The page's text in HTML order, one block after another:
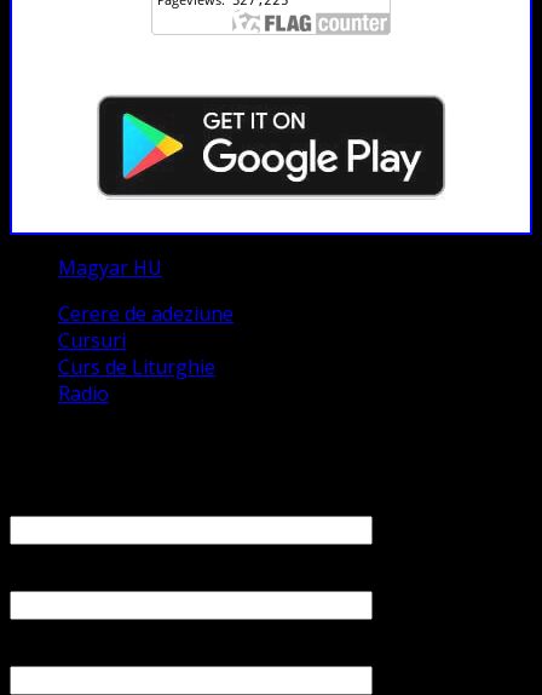
Magyar HU
Cerere de adeziune
Cursuri
Curs de Liturghie
Radio